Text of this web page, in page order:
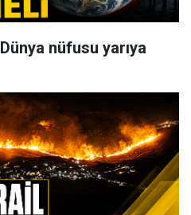
nüfusu yarıya